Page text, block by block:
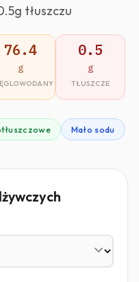
tłuszczu
76.4
g
0.5
g
TŁUSZCZE
Mało sodu